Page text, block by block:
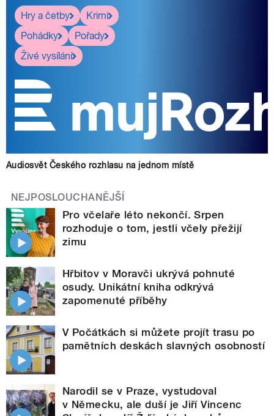
Hry a četby
Krimi
Pohádky
Pořady
Živé vysílání
Audiosvět Českého rozhlasu na jednom místě
NEJPOSLOUCHANĚJŠÍ
Pro včelaře léto nekončí. Srpen
rozhoduje o tom, jestli včely přežijí
zimu
Hřbitov v Moravči ukrývá pohnuté
osudy. Unikátní kniha odkrývá
zapomenuté příběhy
V Počátkách si můžete projít trasu po
pamětních deskách slavných osobností
Narodil se v Praze, vystudoval
v Německu, ale duší je Jiří Vincenc